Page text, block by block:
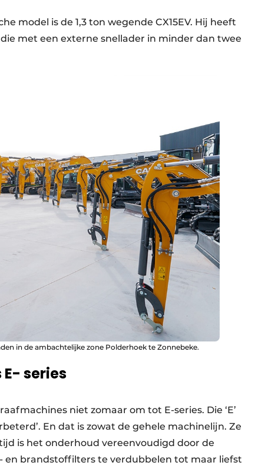
model is de 1,3 ton wegende CX15EV. Hij heeft
met een externe snellader in minder dan twee
in de ambachtelijke zone Polderhoek te Zonnebeke.
series
niet zomaar om tot E-series. Die ‘E’
En dat is zowat de gehele machinelijn. Ze
is het onderhoud vereenvoudigd door de
en brandstoffilters te verdubbelen tot maar liefst